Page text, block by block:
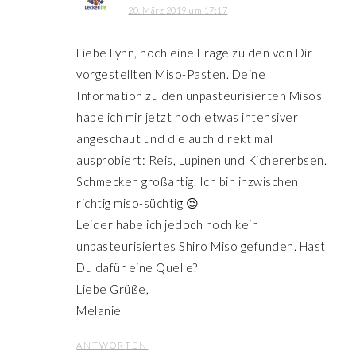
20. März 2019 um 17:17
Liebe Lynn, noch eine Frage zu den von Dir
vorgestellten Miso-Pasten. Deine
Information zu den unpasteurisierten Misos
habe ich mir jetzt noch etwas intensiver
angeschaut und die auch direkt mal
ausprobiert: Reis, Lupinen und Kichererbsen.
Schmecken großartig. Ich bin inzwischen
richtig miso-süchtig 😉
Leider habe ich jedoch noch kein
unpasteurisiertes Shiro Miso gefunden. Hast
Du dafür eine Quelle?
Liebe Grüße,
Melanie
ANTWORTEN